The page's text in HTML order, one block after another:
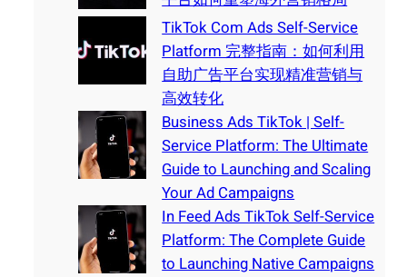
TikTok Com Ads Self-Service
Platform 完整指南：如何利用
自助广告平台实现精准营销与
高效转化
Business Ads TikTok | Self-
Service Platform: The Ultimate
Guide to Launching and Scaling
Your Ad Campaigns
In Feed Ads TikTok Self-Service
Platform: The Complete Guide
to Launching Native Campaigns